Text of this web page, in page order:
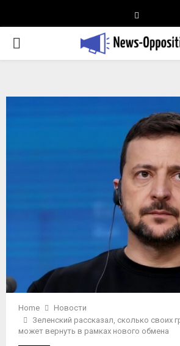
PRIMARY
Home
Новости
Зеленский рассказал, сколько своих
может вернуть в рамках нового обмена